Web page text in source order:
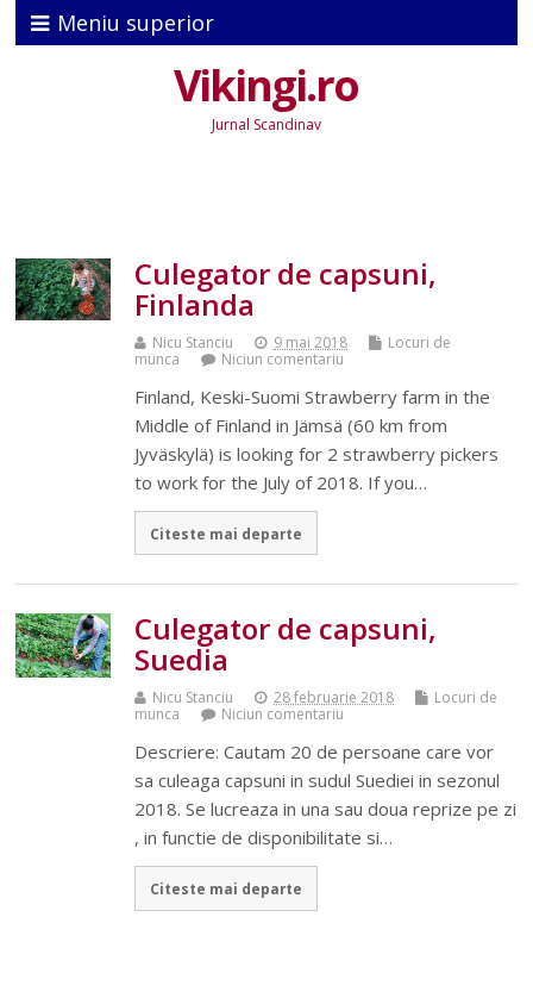
Meniu superior
Vikingi.ro
Jurnal Scandinav
Culegator de capsuni,
Finlanda
Nicu Stanciu 9 mai 2018
Locuri de
munca
Niciun comentariu
Finland, Keski-Suomi Strawberry farm in the
Middle of Finland in Jämsä (60 km from
Jyväskylä) is looking for 2 strawberry pickers
to work for the July of 2018. If you…
Citeste mai departe
Culegator de capsuni,
Suedia
Nicu Stanciu 28 februarie 2018
Locuri de
munca
Niciun comentariu
Descriere: Cautam 20 de persoane care vor
sa culeaga capsuni in sudul Suediei in sezonul
2018. Se lucreaza in una sau doua reprize pe zi
, in functie de disponibilitate si…
Citeste mai departe